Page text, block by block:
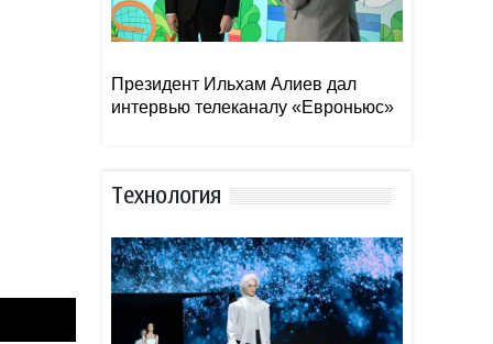
Президент Ильхам Алиев дал
интервью телеканалу «Евроньюс»
Тexнoлoгия